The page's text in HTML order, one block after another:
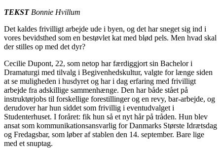
TEKSTBonnie Hvillum
Det kaldes frivilligt arbejde ude i byen, og det har sneget sig ind i
vores bevidsthed som en bestøvlet kat med blød pels. Men hvad skal
der stilles op med det dyr?
Cecilie Dupont, 22, som netop har færdiggjort sin Bachelor i
Dramaturgi med tilvalg i Begivenhedskultur, valgte for længe siden
at se muligheden i husdyret og har i dag erfaring med frivilligt
arbejde fra adskillige sammenhænge. Den har både stået på
instruktørjobs til forskellige forestillinger og en revy, bar-arbejde, og
derudover har hun siddet som frivillig i eventudvalget i
Studenterhuset. I foråret: fik hun så et nyt hår på tråden. Hun blev
ansat som kommunikationsansvarlig for Danmarks Største Idrætsdag
og Fredagsbar, som løber af stablen den 14. september. Bare lige
med et snuptag.